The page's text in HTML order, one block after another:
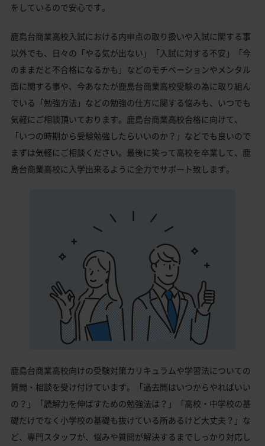
をしているので安心です。
鹿島台商業高校入試における内申点の取り扱いや入試に関する事
以外でも、日々の「やる気が出ない」「入試に対する不安」「今
のままだと不合格になるかも」などのモチベーションやメンタル
面に関する事や、今あなたが鹿島台商業高校受験の為に取り組ん
でいる「勉強方法」などの勉強の仕方に関する悩みも、いつでも
気軽にご相談頂いております。鹿島台商業高校合格に向けて、
「いつの時期から受験勉強したらいいのか？」などでも良いので
まずは気軽にご相談ください。最後に笑って高校を卒業して、鹿
島台商業高校に入学出来るように全力でサポート致します。
鹿島台商業高校向けの受験対策カリキュラムや学習法についての
質問・相談を受け付けています。「過去問はいつからやればいい
の？」「読解力を伸ばすための勉強法は？」「高校・中学校の基
礎だけでなく小学校の基礎も抜けている所あるけど大丈夫？」な
ど、専門スタッフが、悩みや質問が解決するまでしっかり対応し